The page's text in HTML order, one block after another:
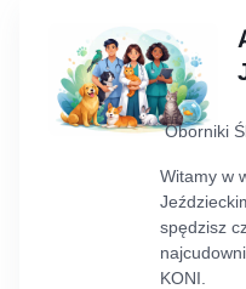
Oborniki
Witamy w
spędzisz
KONI.